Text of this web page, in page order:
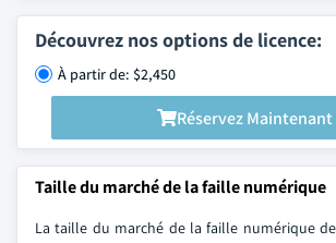
Découvrez nos options de licence:
À partir de: $2,450
Réservez Maintenant
Taille du marché de la faille numérique
La taille du marché de la faille numérique